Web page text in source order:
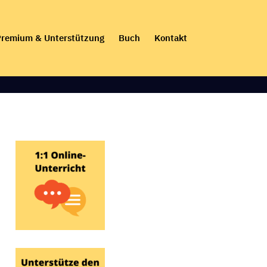
& Unterstützung Buch Kontakt